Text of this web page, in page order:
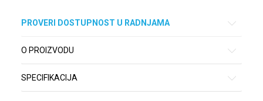
PROVERI DOSTUPNOST U RADNJAMA
O PROIZVODU
SPECIFIKACIJA